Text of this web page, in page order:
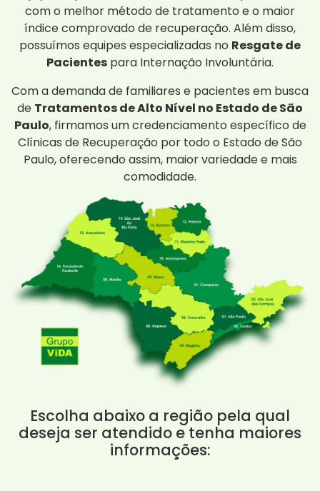
com o melhor método de tratamento e o maior
índice comprovado de recuperação. Além disso,
possuímos equipes especializadas no Resgate de
Pacientes para Internação Involuntária.
Com a demanda de familiares e pacientes em busca
de Tratamentos de Alto Nível no Estado de São
Paulo, firmamos um credenciamento específico de
Clínicas de Recuperação por todo o Estado de São
Paulo, oferecendo assim, maior variedade e mais
comodidade.
Escolha abaixo a região pela qual
deseja ser atendido e tenha maiores
informações: